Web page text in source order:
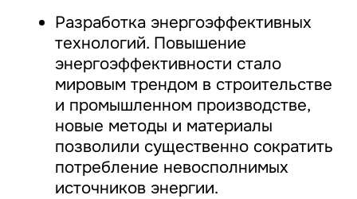
Разработка энергоэффективных
технологий. Повышение
энергоэффективности стало
мировым трендом в строительстве
и промышленном производстве,
новые методы и материалы
позволили существенно сократить
потребление невосполнимых
источников энергии.